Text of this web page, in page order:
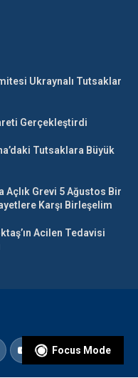
Ukraynalı Tutsaklar
Gerçekleştirdi
Tutsaklara Büyük
Açlık Grevi 5 Ağustos Bir
Karşı Birleşelim
Acilen Tedavisi
Focus Mode